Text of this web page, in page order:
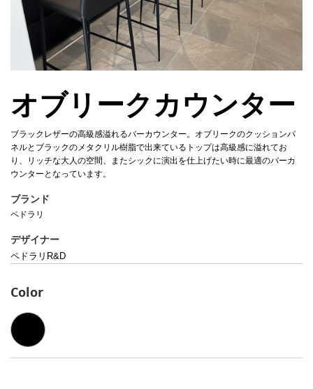
オブリークカウンター
ブラックレザーの高級感溢れるバーカウンター。オブリークのクッションパ
ネルとブラックのメタクリル樹脂で出来ているトップは高級感に溢れてお
り、リッチな大人の空間、またシックに演出を仕上げたい時に最適のバーカ
ウンターとなっています。
ブランド
ペドラリ
デザイナー
ペドラリR&D
Color